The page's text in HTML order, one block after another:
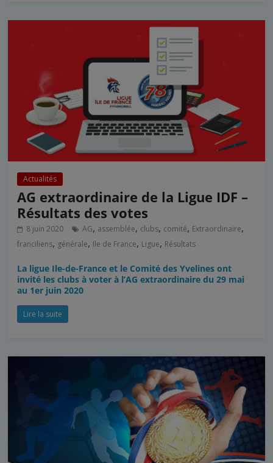
Actualités
AG extraordinaire de la Ligue IDF –
Résultats des votes
8 juin 2020 AG, assemblée, clubs, comité, Extraordinaire,
franciliens, générale, Ile de France, Ligue, Résultats
La ligue Ile-de-France et le Comité des Yvelines ont
invité les clubs à voter à l’AG extraordinaire du 29 mai
au 1er juin 2020
Lire la suite